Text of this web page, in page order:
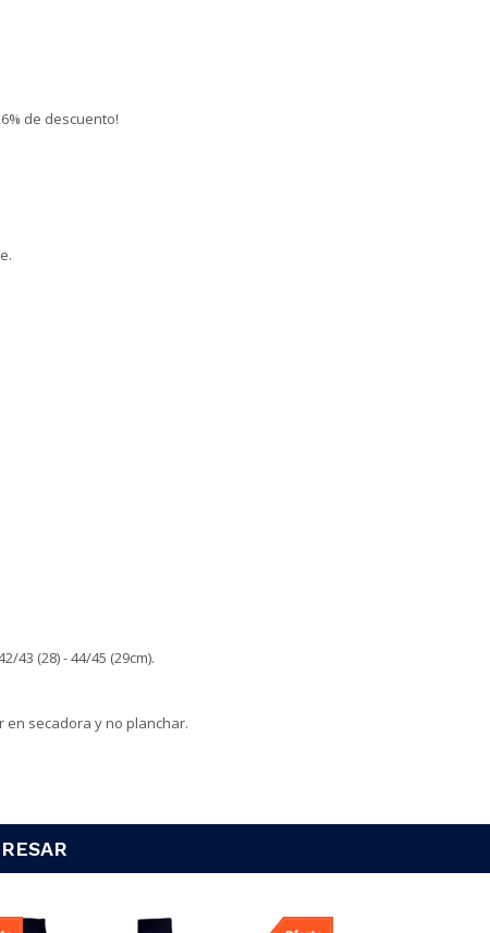
de descuento!
43 (28) - 44/45 (29cm).
en secadora y no planchar.